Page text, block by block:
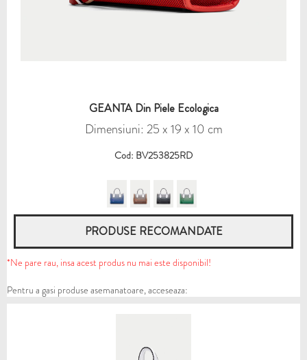
GEANTA Din Piele Ecologica
Dimensiuni: 25 x 19 x 10 cm
Cod: BV253825RD
PRODUSE RECOMANDATE
*Ne pare rau, insa acest produs nu mai este disponibil!
Pentru a gasi produse asemanatoare, acceseaza: